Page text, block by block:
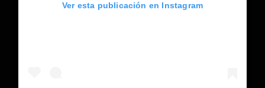
Ver esta publicación en Instagram